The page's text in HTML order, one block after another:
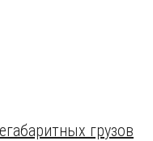
грузов